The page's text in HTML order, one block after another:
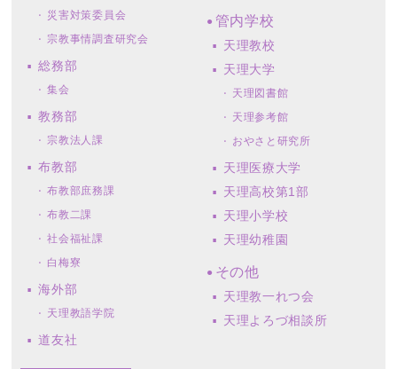
災害対策委員会
宗教事情調査研究会
総務部
集会
教務部
宗教法人課
布教部
布教部庶務課
布教二課
社会福祉課
白梅寮
海外部
天理教語学院
道友社
管内学校
天理教校
天理大学
天理図書館
天理参考館
おやさと研究所
天理医療大学
天理高校第1部
天理小学校
天理幼稚園
その他
天理教一れつ会
天理よろづ相談所